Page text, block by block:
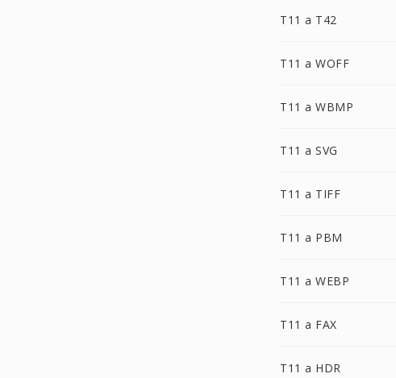
T11 a T42
T11 a WOFF
T11 a WBMP
T11 a SVG
T11 a TIFF
T11 a PBM
T11 a WEBP
T11 a FAX
T11 a HDR